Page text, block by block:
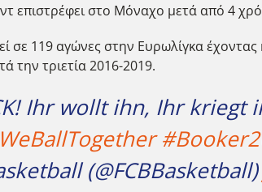
επιστρέφει στο Μόναχο μετά από 4
σε 119 αγώνες στην Ευρωλίγκα
την τριετία 2016-2019.
Ihr wollt ihn, Ihr kriegt
(@FCBBasketball)